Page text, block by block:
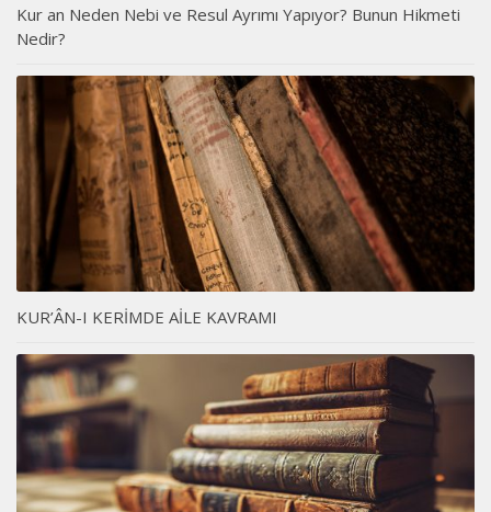
Kur an Neden Nebi ve Resul Ayrımı Yapıyor? Bunun Hikmeti
Nedir?
KUR’ÂN-I KERİMDE AİLE KAVRAMI